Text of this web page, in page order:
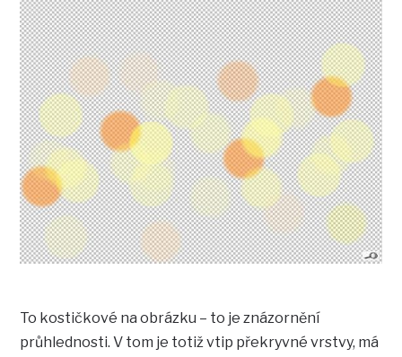
To kostičkové na obrázku – to je znázornění
průhlednosti. V tom je totiž vtip překryvné vrstvy, má